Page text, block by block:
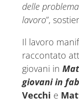
delle
lavoro”,
Il lavoro
raccontato
giovani in
giovani in
Vecchi e